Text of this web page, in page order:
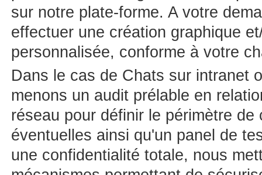
sur notre plate-forme. A votre
effectuer une création graphique
personnalisée, conforme à votre
Dans le cas de Chats sur intranet
menons un audit prélable en
réseau pour définir le périmètre
éventuelles ainsi qu'un panel de
une confidentialité totale, nous